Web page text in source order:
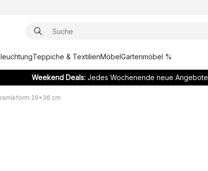
Teppiche & TextilienMöbelGartenmöbel %
Weekend Deals:Jedes Wochenende neue Angebote
29x36 cm